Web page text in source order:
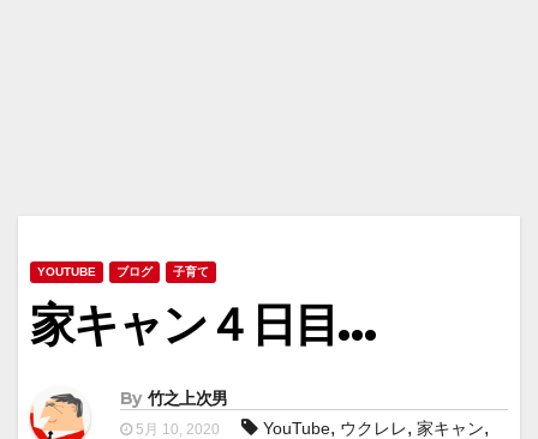
YOUTUBE ブログ 子育て
家キャン４日目…
By 竹之上次男
5月 10, 2020 YouTube, ウクレレ, 家キャン,